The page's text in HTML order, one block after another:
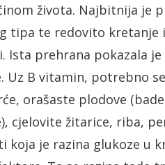
života. Najbitnija je
tipa te redovito kretanje
prehrana pokazala je
Uz B vitamin, potrebno
orašaste plodove
cjelovite žitarice, riba,
koja je razina glukoze u